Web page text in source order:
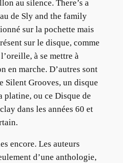
au silence. There’s a
de Sly and the family
sur la pochette mais
sur le disque, comme
à se mettre à
en marche. D’autres sont
Silent Grooves, un disque
platine, ou ce Disque de
dans les années 60 et
encore. Les auteurs
d’une anthologie,